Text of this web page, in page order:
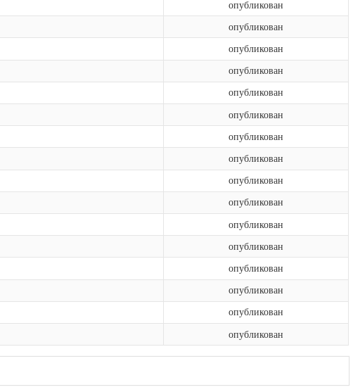
опубликован
опубликован
опубликован
опубликован
опубликован
опубликован
опубликован
опубликован
опубликован
опубликован
опубликован
опубликован
опубликован
опубликован
опубликован
опубликован